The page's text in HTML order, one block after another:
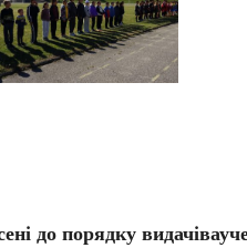
до порядку